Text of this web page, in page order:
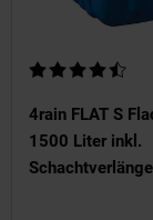
4rain FLAT S
1500 Liter inkl.